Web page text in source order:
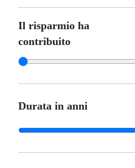
Il risparmio ha
contribuito
Durata in anni